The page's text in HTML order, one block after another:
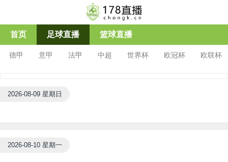
首页 足球直播 篮球直播
德甲 意甲 法甲 中超 世界杯 欧冠杯 欧联杯
2026-08-09 星期日
2026-08-10 星期一